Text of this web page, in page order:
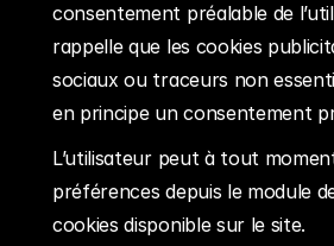
consentement préalable de
rappelle que les cookies
sociaux ou traceurs non
en principe un consentement
L’utilisateur peut à tout
préférences depuis le module
cookies disponible sur le site.